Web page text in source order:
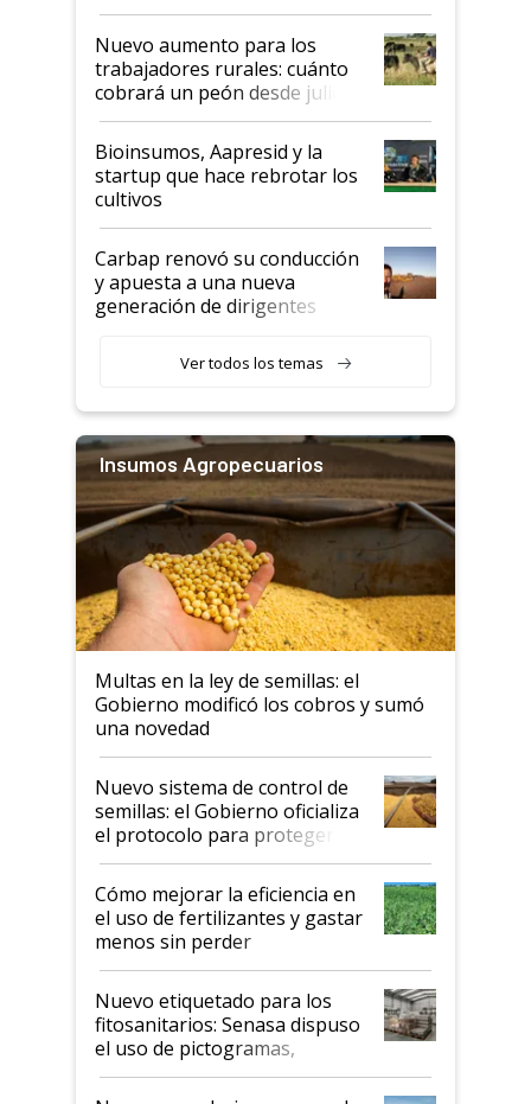
Nuevo aumento para los
trabajadores rurales: cuánto
cobrará un peón desde julio
Bioinsumos, Aapresid y la
startup que hace rebrotar los
cultivos
Carbap renovó su conducción
y apuesta a una nueva
generación de dirigentes
Ver todos los temas
Insumos Agropecuarios
Multas en la ley de semillas: el
Gobierno modificó los cobros y sumó
una novedad
Nuevo sistema de control de
semillas: el Gobierno oficializa
el protocolo para proteger la
propiedad intelectual
Cómo mejorar la eficiencia en
el uso de fertilizantes y gastar
menos sin perder
productividad en la campaña
fina
Nuevo etiquetado para los
fitosanitarios: Senasa dispuso
el uso de pictogramas,
palabras de advertencia e
indicaciones